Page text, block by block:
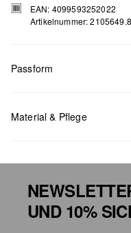
EAN: 4099593252022
Artikelnummer:
Passform
Material & Pflege
UND 10%